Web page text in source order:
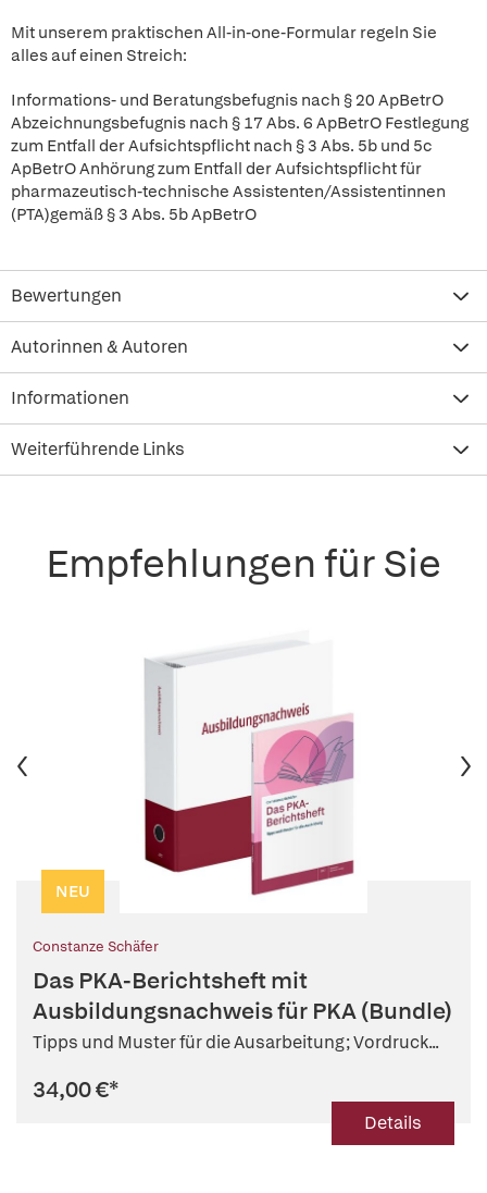
Mit unserem praktischen All-in-one-Formular regeln Sie
alles auf einen Streich:
Informations- und Beratungsbefugnis nach § 20 ApBetrO
Abzeichnungsbefugnis nach § 17 Abs. 6 ApBetrO Festlegung
zum Entfall der Aufsichtspflicht nach § 3 Abs. 5b und 5c
ApBetrO Anhörung zum Entfall der Aufsichtspflicht für
pharmazeutisch-technische Assistenten/Assistentinnen
(PTA)gemäß § 3 Abs. 5b ApBetrO
Bewertungen
Autorinnen & Autoren
Informationen
Weiterführende Links
Empfehlungen für Sie
NEU
Constanze Schäfer
Das PKA-Berichtsheft mit
Ausbildungsnachweis für PKA (Bundle)
Tipps und Muster für die Ausarbeitung; Vordruck...
34,00 €*
Details